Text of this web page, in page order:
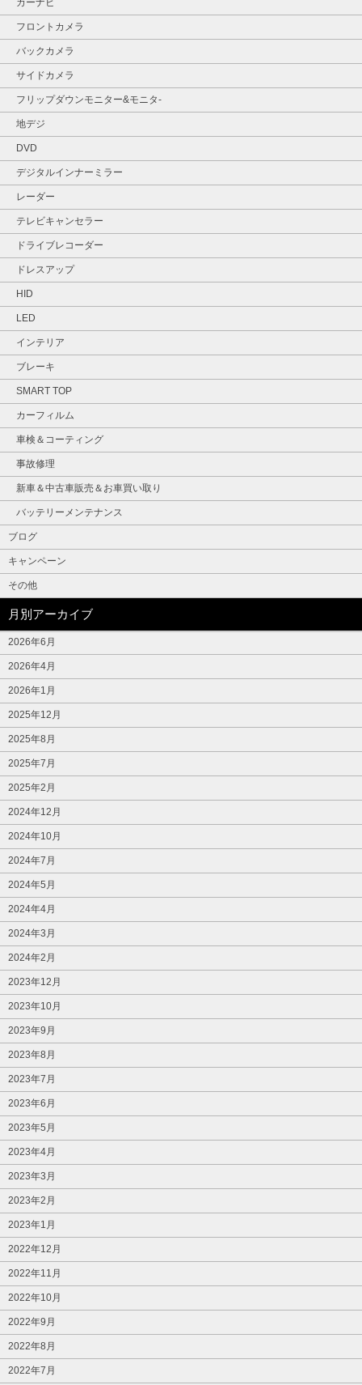
カーナビ
フロントカメラ
バックカメラ
サイドカメラ
フリップダウンモニター&モニタ‐
地デジ
DVD
デジタルインナーミラー
レーダー
テレビキャンセラー
ドライブレコーダー
ドレスアップ
HID
LED
インテリア
ブレーキ
SMART TOP
カーフィルム
車検＆コーティング
事故修理
新車＆中古車販売＆お車買い取り
バッテリーメンテナンス
ブログ
キャンペーン
その他
月別アーカイブ
2026年6月
2026年4月
2026年1月
2025年12月
2025年8月
2025年7月
2025年2月
2024年12月
2024年10月
2024年7月
2024年5月
2024年4月
2024年3月
2024年2月
2023年12月
2023年10月
2023年9月
2023年8月
2023年7月
2023年6月
2023年5月
2023年4月
2023年3月
2023年2月
2023年1月
2022年12月
2022年11月
2022年10月
2022年9月
2022年8月
2022年7月